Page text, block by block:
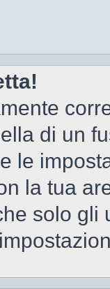
di un
le
la tua
solo